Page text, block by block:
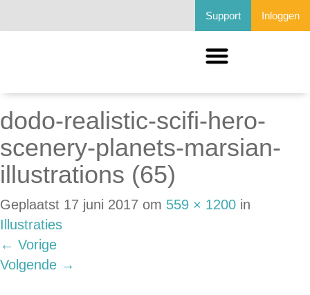
Support Inloggen
dodo-realistic-scifi-hero-
scenery-planets-marsian-
illustrations (65)
Geplaatst 17 juni 2017 om 559 × 1200 in
Illustraties
← Vorige
Volgende →